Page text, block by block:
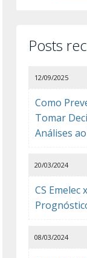
Posts
Como
Tomar
Análises
12/09/2025
CS Emelec
20/03/2024
08/03/2024